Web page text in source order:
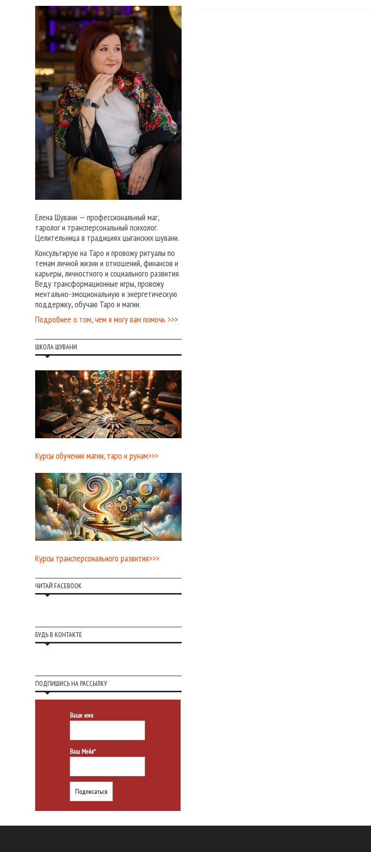
Елена Шувани — профессиональный маг,
таролог и трансперсональный психолог.
Целительница в традициях цыганских шувани.
Консультирую на Таро и провожу ритуалы по
темам личной жизни и отношений, финансов и
карьеры, личностного и социального развития.
Веду трансформационные игры, провожу
ментально-эмоциональную и энергетическую
поддержку, обучаю Таро и магии.
Подробнее о том, чем я могу вам помочь >>>
ШКОЛА ШУВАНИ
Курсы обучения магии, таро и рунам>>>
Курсы трансперсонального развития>>>
ЧИТАЙ FACEBOOK
БУДЬ В КОНТАКТЕ
ПОДПИШИСЬ НА РАССЫЛКУ
Ваше имя
Ваш Мейл*